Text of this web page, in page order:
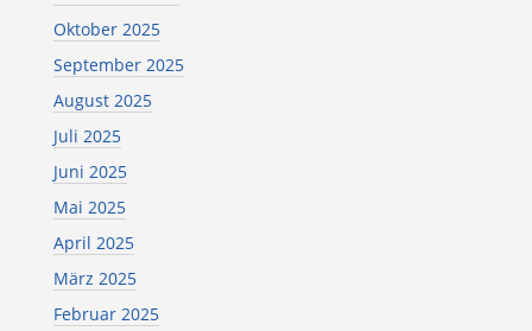
Oktober 2025
September 2025
August 2025
Juli 2025
Juni 2025
Mai 2025
April 2025
März 2025
Februar 2025